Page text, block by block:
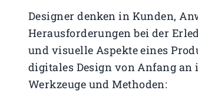
Designer denken in Kunden,
Herausforderungen bei der
und visuelle Aspekte eines
digitales Design von Anfang
Werkzeuge und Methoden: